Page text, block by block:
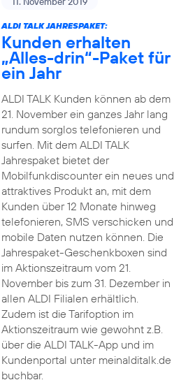
ALDI TALK JAHRESPAKET:
Kunden erhalten
„Alles-drin“-Paket für
ein Jahr
ALDI TALK Kunden können ab dem
21. November ein ganzes Jahr lang
rundum sorglos telefonieren und
surfen. Mit dem ALDI TALK
Jahrespaket bietet der
Mobilfunkdiscounter ein neues und
attraktives Produkt an, mit dem
Kunden über 12 Monate hinweg
telefonieren, SMS verschicken und
mobile Daten nutzen können. Die
Jahrespaket-Geschenkboxen sind
im Aktionszeitraum vom 21.
November bis zum 31. Dezember in
allen ALDI Filialen erhältlich.
Zudem ist die Tarifoption im
Aktionszeitraum wie gewohnt z.B.
über die ALDI TALK-App und im
Kundenportal unter meinalditalk.de
buchbar.